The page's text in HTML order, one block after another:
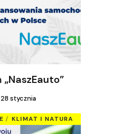
28 stycznia
KLIMAT I NATURA